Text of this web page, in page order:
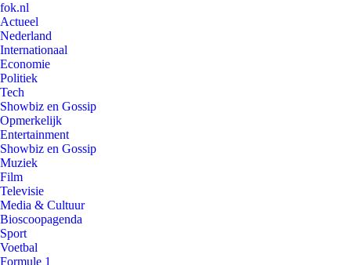
fok.nl
Actueel
Nederland
Internationaal
Economie
Politiek
Tech
Showbiz en Gossip
Opmerkelijk
Entertainment
Showbiz en Gossip
Muziek
Film
Televisie
Media & Cultuur
Bioscoopagenda
Sport
Voetbal
Formule 1